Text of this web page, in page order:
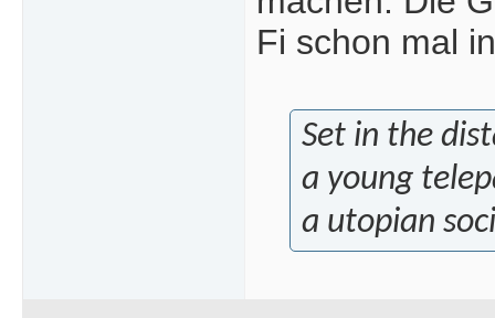
Fi schon mal
Set in the
a young
a utopian